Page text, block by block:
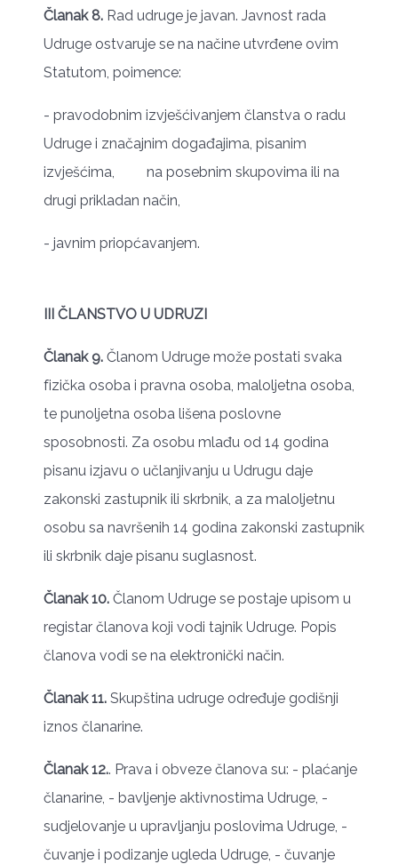
Članak 8. Rad udruge je javan. Javnost rada
Udruge ostvaruje se na načine utvrđene ovim
Statutom, poimence:
- pravodobnim izvješćivanjem članstva o radu
Udruge i značajnim događajima, pisanim
izvješćima, na posebnim skupovima ili na
drugi prikladan način,
- javnim priopćavanjem.
III ČLANSTVO U UDRUZI
Članak 9. Članom Udruge može postati svaka
fizička osoba i pravna osoba, maloljetna osoba,
te punoljetna osoba lišena poslovne
sposobnosti. Za osobu mlađu od 14 godina
pisanu izjavu o učlanjivanju u Udrugu daje
zakonski zastupnik ili skrbnik, a za maloljetnu
osobu sa navršenih 14 godina zakonski zastupnik
ili skrbnik daje pisanu suglasnost.
Članak 10. Članom Udruge se postaje upisom u
registar članova koji vodi tajnik Udruge. Popis
članova vodi se na elektronički način.
Članak 11. Skupština udruge određuje godišnji
iznos članarine.
Članak 12.. Prava i obveze članova su: - plaćanje
članarine, - bavljenje aktivnostima Udruge, -
sudjelovanje u upravljanju poslovima Udruge, -
čuvanje i podizanje ugleda Udruge, - čuvanje